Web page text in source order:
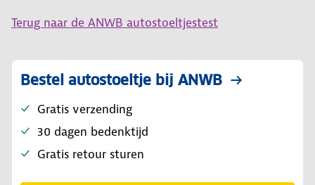
Terug naar de ANWB autostoeltjestest
Bestel autostoeltje bij ANWB
Gratis verzending
30 dagen bedenktijd
Gratis retour sturen